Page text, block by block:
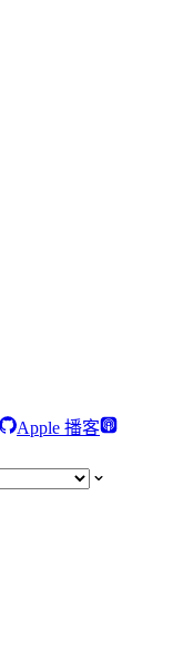
Apple 播客